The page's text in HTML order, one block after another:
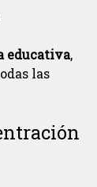
educativa,
las